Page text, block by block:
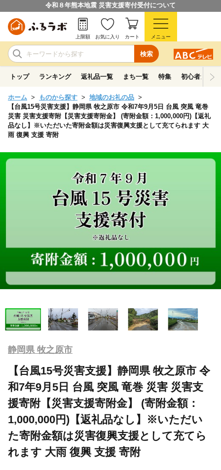
令和８年熊本地震 災害支援寄付受付について
検索
上限額 お気に入り カート メニュー
トップ ランキング 返礼品一覧 まち一覧 特集 初心者ガイド
ホーム ものから探す
地域のお礼の品
【台風15号災害支援】静岡県 牧之原市 令和7年9月5日 台風 突風 竜巻
災害 災害支援寄附【災害支援寄附金】 (寄附金額：1,000,000円)【返礼
品なし】※いただいた寄附金額は災害復興支援として充てられます 大
雨 復興 支援 寄附
静岡県 牧之原市
【台風15号災害支援】静岡県 牧之原市 令
和7年9月5日 台風 突風 竜巻 災害 災害支
援寄附【災害支援寄附金】 (寄附金額：
1,000,000円)【返礼品なし】※いただい
た寄附金額は災害復興支援として充てら
れます 大雨 復興 支援 寄附